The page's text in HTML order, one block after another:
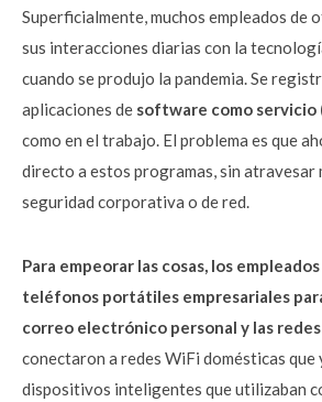
Superficialmente, muchos empleados de
sus interacciones diarias con la
cuando se produjo la pandemia. Se
aplicaciones de software como servicio
como en el trabajo. El problema es que
directo a estos programas, sin atravesar
seguridad corporativa o de red.
Para empeorar las cosas, los
teléfonos portátiles empresariales
correo electrónico personal y las
conectaron a redes WiFi domésticas que
dispositivos inteligentes que utilizaban